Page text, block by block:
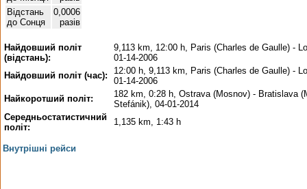
Відстань
до Сонця
0,0006
разів
Найдовший політ
(відстань):
9,113 km, 12:00 h, Paris (Charles de Gaulle) -
01-14-2006
Найдовший політ (час):
12:00 h, 9,113 km, Paris (Charles de Gaulle) -
01-14-2006
Найкоротший політ:
182 km, 0:28 h, Ostrava (Mosnov) - Bratislava
Stefánik), 04-01-2014
Середньостатистичний
політ:
1,135 km, 1:43 h
Внутрішні рейси